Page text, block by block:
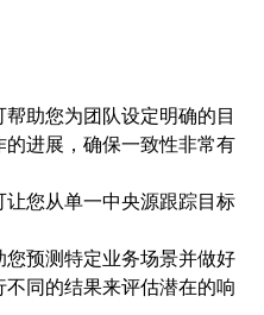
助您为团队设定明确的目
进展，确保一致性非常有
您从单一中央源跟踪目标
预测特定业务场景并做好
同的结果来评估潜在的响